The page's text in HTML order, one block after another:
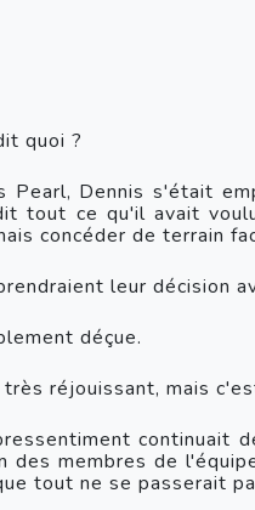
quoi ?
Pearl, Dennis s'était
tout ce qu'il avait
concéder de terrain
leur décision
déçue.
réjouissant, mais
continuait
des membres de
tout ne se passerait